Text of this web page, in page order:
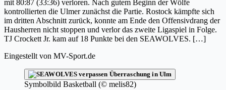
mit 80:87 (33:36) verloren. Nach gutem Beginn der Wölfe
kontrollierten die Ulmer zunächst die Partie. Rostock kämpfte sich
im dritten Abschnitt zurück, konnte am Ende den Offensivdrang der
Hausherren nicht stoppen und verlor das zweite Ligaspiel in Folge.
TJ Crockett Jr. kam auf 18 Punkte bei den SEAWOLVES. […]
Eingestellt von MV-Sport.de
Symbolbild Basketball (© melis82)